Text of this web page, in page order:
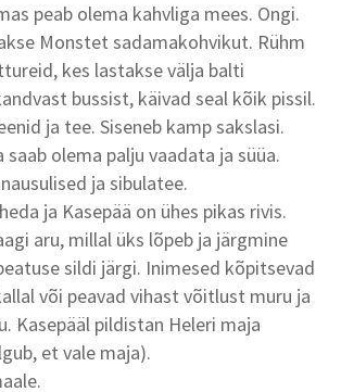
peab olema kahvliga mees. Ongi.
Monstet sadamakohvikut. Rühm
kes lastakse välja balti
bussist, käivad seal kõik pissil.
ja tee. Siseneb kamp sakslasi.
saab olema palju vaadata ja süüa.
ja sibulatee.
ja Kasepää on ühes pikas rivis.
aru, millal üks lõpeb ja järgmine
sildi järgi. Inimesed kõpitsevad
või peavad vihast võitlust muru ja
Kasepääl pildistan Heleri maja
et vale maja).